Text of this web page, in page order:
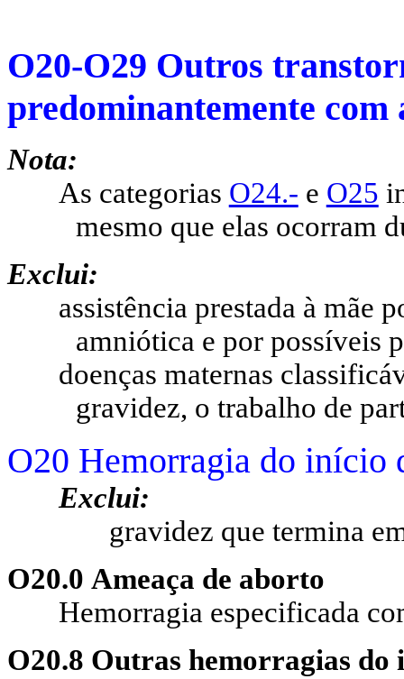
O20-O29 Outros
predominantemente com
Nota:
As categorias O24.- e O25
mesmo que elas ocorram
Exclui:
assistência prestada à mãe
amniótica e por possíveis
doenças maternas
gravidez, o trabalho de
O20 Hemorragia do início
Exclui:
gravidez que termina
O20.0 Ameaça de aborto
Hemorragia especificada
O20.8 Outras hemorragias do